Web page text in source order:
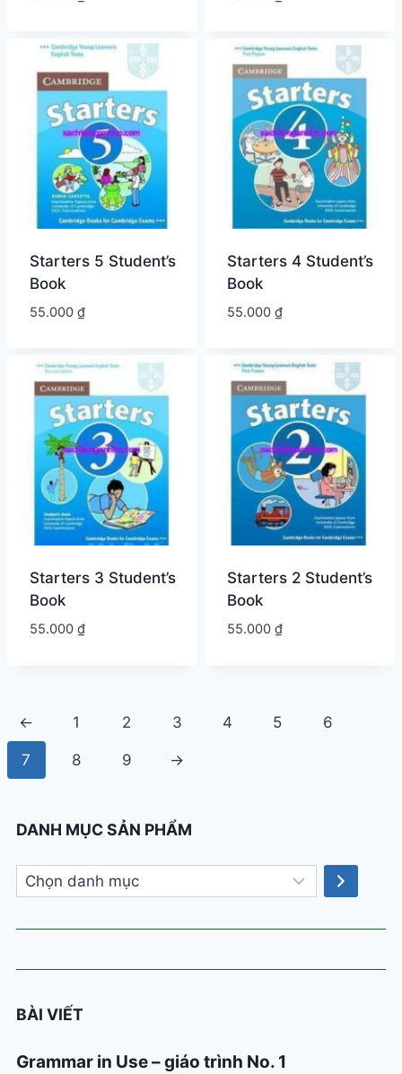
Starters 5 Student’s
Book
55.000 ₫
Starters 4 Student’s
Book
55.000 ₫
Starters 3 Student’s
Book
55.000 ₫
Starters 2 Student’s
Book
55.000 ₫
← 1 2 3 4 5 6
7 8 9 →
DANH MỤC SẢN PHẨM
Chọn
danh
mục
BÀI VIẾT
Grammar in Use – giáo trình No. 1